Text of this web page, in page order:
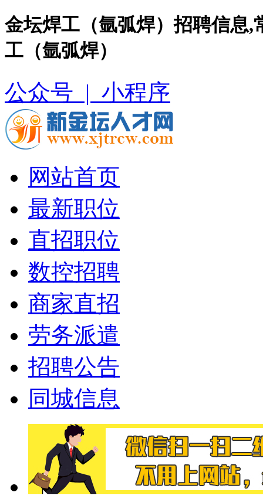
金坛焊工（氩弧焊）招聘信息
工（氩弧焊）
公众号 | 小程序
网站首页
最新职位
直招职位
数控招聘
商家直招
劳务派遣
招聘公告
同城信息